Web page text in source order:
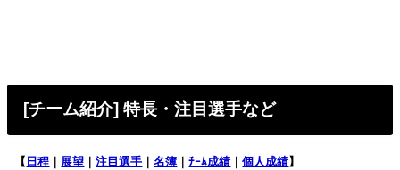
[チーム紹介] 特長・注目選手など
【 日程 展望 ｜注目選手 ｜名簿 ｜ﾁｰﾑ成績 ｜個人成績】